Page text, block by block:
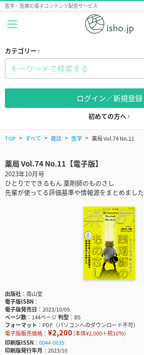
医学・医療の電子コンテンツ配信サービス
カテゴリー
ログイン／新規登録
初めての方へ
TOP すべて 雑誌 医学 薬局 Vol.74 No.11
薬局 Vol.74 No.11【電子版】
2023年10月号
ひとりでできるもん 薬剤師のものさし
先輩が使ってる評価基準や情報源をまとめました
出版社
南山堂
電子版ISBN
電子版発売日
2023/10/05
ページ数
144ページ判型
B5
フォーマット
PDF（パソコンへのダウンロード不可）
電子版販売価格： ¥2,200(本体¥2,000＋税10％)
印刷版ISSN
0044-0035
印刷版発行年月
2023/10